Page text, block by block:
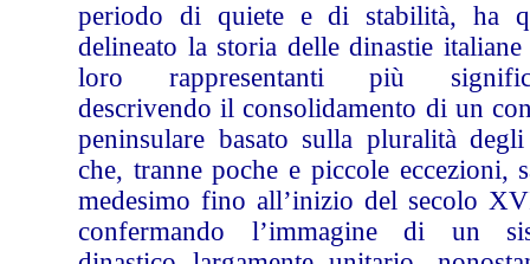
periodo di quiete e di stabilità, ha
delineato la storia delle dinastie
loro rappresentanti più
descrivendo il consolidamento di un
peninsulare basato sulla pluralità
che, tranne poche e piccole eccezioni,
medesimo fino all’inizio del secolo
confermando l’immagine di un